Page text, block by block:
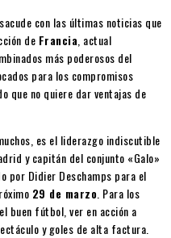
con las últimas noticias que
de Francia , actual
más poderosos del
para los compromisos
que no quiere dar ventajas de
es el liderazgo indiscutible
y capitán del conjunto «Galo»
por Didier Deschamps para el
29 de marzo . Para los
buen fútbol, ver en acción a
y goles de alta factura.